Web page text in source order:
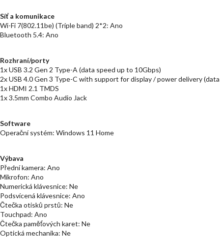
Síť a komunikace
Wi-Fi 7(802.11be) (Triple band) 2*2: Ano
Bluetooth 5.4: Ano
Rozhraní/porty
1x USB 3.2 Gen 2 Type-A (data speed up to 10Gbps)
2x USB 4.0 Gen 3 Type-C with support for display / power delivery
1x HDMI 2.1 TMDS
1x 3.5mm Combo Audio Jack
Software
Operační systém: Windows 11 Home
Výbava
Přední kamera: Ano
Mikrofon: Ano
Numerická klávesnice: Ne
Podsvícená klávesnice: Ano
Čtečka otisků prstů: Ne
Touchpad: Ano
Čtečka paměťových karet: Ne
Optická mechanika: Ne